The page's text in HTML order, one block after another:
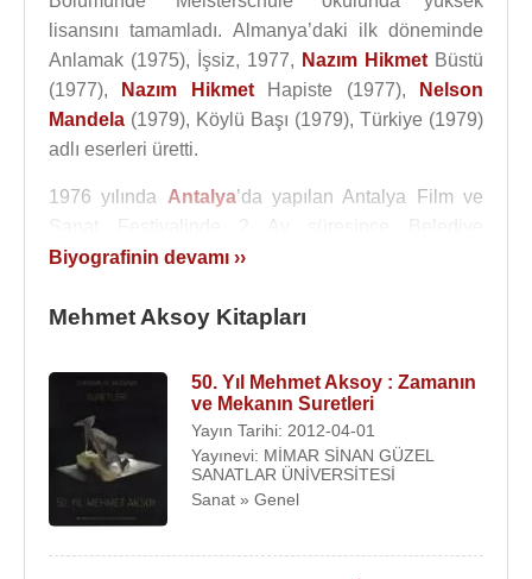
lisansını tamamladı. Almanya’daki ilk döneminde
Anlamak (1975), İşsiz, 1977, Nazım Hikmet Büstü
(1977),
Nazım HikmetHapiste (1977),
Nelson
Mandela (1979), Köylü Başı (1979), Türkiye (1979)
adlı eserleri üretti.
1976 yılında Antalya’da yapılan Antalya Film ve
meydanında kamuya açık heykel çalışması yaptı.
1978 yılında Türkiye'ye döndükten sonra
yılına kadar İstanbul Devlet Güzel Sanatlar
Eylül 1980
darbesinden sonraİstanbul’dan ayrılıp
Almanya
Berlin
’e yerleşti. Kreuzberg’de bir
atölye açtı. 1989 yılına kadar Berlin’de serbest
sanatçı olarak çalıştı. Türk Toplumcular Ocağı
yerine kurulan Türk Merkezi’nin başkanlığını yaptı.
Biyografinin devamı ››
Mehmet Aksoy Kitapları
50. Yıl Mehmet Aksoy : Zamanın
ve Mekanın Suretleri
Yayın Tarihi: 2012-04-01
Yayınevi: MİMAR SİNAN GÜZEL
SANATLAR ÜNİVERSİTESİ
Sanat » Genel